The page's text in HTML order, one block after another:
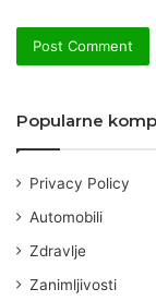
Popularne
Privacy Policy
Automobili
Zdravlje
Zanimljivosti